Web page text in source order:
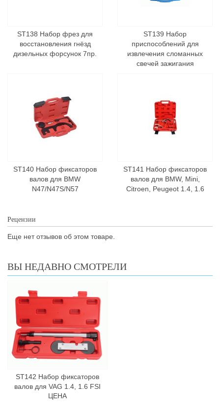
ST138 Набор фрез для
восстановления гнёзд
дизельных форсунок 7пр.
ST139 Набор
приспособлений для
извлечения сломанных
свечей зажигания
ST140 Набор фиксаторов
валов для BMW
N47/N47S/N57
ST141 Набор фиксаторов
валов для BMW, Mini,
Citroen, Peugeot 1.4, 1.6
Рецензии
Еще нет отзывов об этом товаре.
ВЫ НЕДАВНО СМОТРЕЛИ
ST142 Набор фиксаторов
валов для VAG 1.4, 1.6 FSI
ЦЕНА